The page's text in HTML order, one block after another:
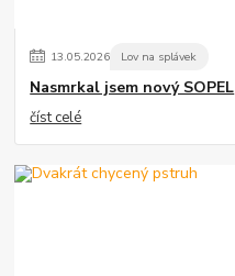
13.05.2026 Lov na splávek
Nasmrkal jsem nový SOPEL
číst celé